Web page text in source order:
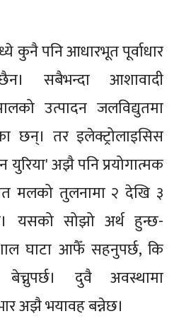
कुनै पनि आधारभूत पूर्वाधार
सबैभन्दा आशावादी
उत्पादन जलविद्युतमा
छन्। तर इलेक्ट्रोलाइसिस
युरिया' अझै पनि प्रयोगात्मक
मलको तुलनामा २ देखि ३
यसको सोझो अर्थ हुन्छ-
घाटा आफैँ सहनुपर्छ, कि
दुवै अवस्थामा
अझै भयावह बन्नेछ।